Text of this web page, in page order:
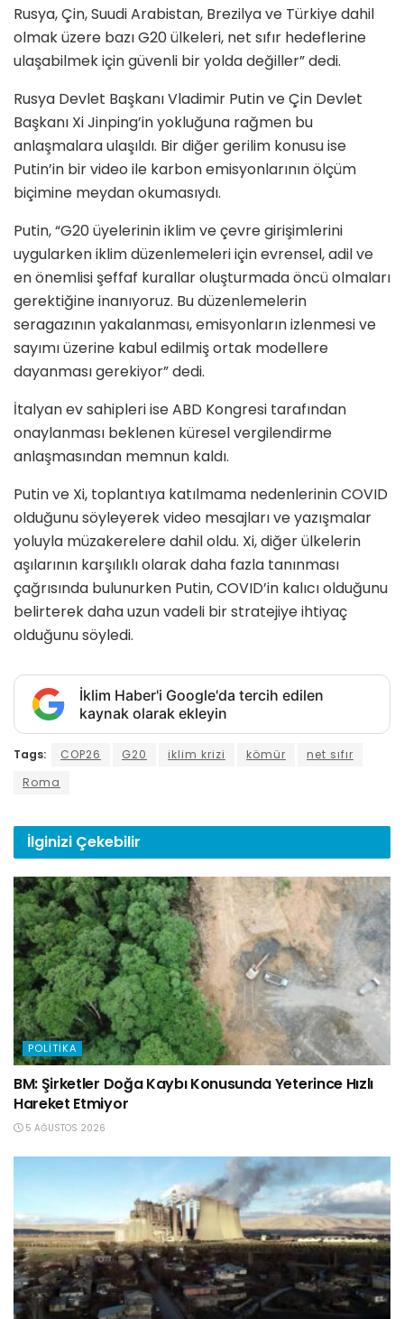
Rusya, Çin, Suudi Arabistan, Brezilya ve Türkiye dahil
olmak üzere bazı G20 ülkeleri, net sıfır hedeflerine
ulaşabilmek için güvenli bir yolda değiller” dedi.
Rusya Devlet Başkanı Vladimir Putin ve Çin Devlet
Başkanı Xi Jinping’in yokluğuna rağmen bu
anlaşmalara ulaşıldı. Bir diğer gerilim konusu ise
Putin’in bir video ile karbon emisyonlarının ölçüm
biçimine meydan okumasıydı.
Putin, “G20 üyelerinin iklim ve çevre girişimlerini
uygularken iklim düzenlemeleri için evrensel, adil ve
en önemlisi şeffaf kurallar oluşturmada öncü olmaları
gerektiğine inanıyoruz. Bu düzenlemelerin
seragazının yakalanması, emisyonların izlenmesi ve
sayımı üzerine kabul edilmiş ortak modellere
dayanması gerekiyor” dedi.
İtalyan ev sahipleri ise ABD Kongresi tarafından
onaylanması beklenen küresel vergilendirme
anlaşmasından memnun kaldı.
Putin ve Xi, toplantıya katılmama nedenlerinin COVID
olduğunu söyleyerek video mesajları ve yazışmalar
yoluyla müzakerelere dahil oldu. Xi, diğer ülkelerin
aşılarının karşılıklı olarak daha fazla tanınması
çağrısında bulunurken Putin, COVID’in kalıcı olduğunu
belirterek daha uzun vadeli bir stratejiye ihtiyaç
olduğunu söyledi.
İklim Haber'i Google'da tercih edilen
kaynak olarak ekleyin
Tags: COP26 G20 iklim krizi kömür
net sıfır
Roma
İlginizi Çekebilir
POLITIKA
BM: Şirketler Doğa Kaybı Konusunda Yeterince Hızlı
Hareket Etmiyor
5 AĞUSTOS 2026